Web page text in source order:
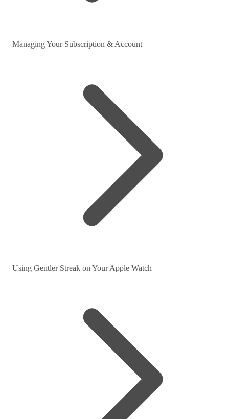
Managing Your Subscription & Account
Using Gentler Streak on Your Apple Watch